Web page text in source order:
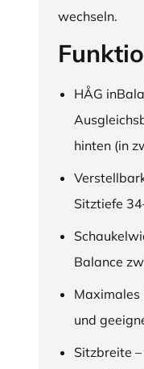
wechseln.
HÅG
hinten (in
Sitztiefe
Balance
Maximales
und
Sitzbreite